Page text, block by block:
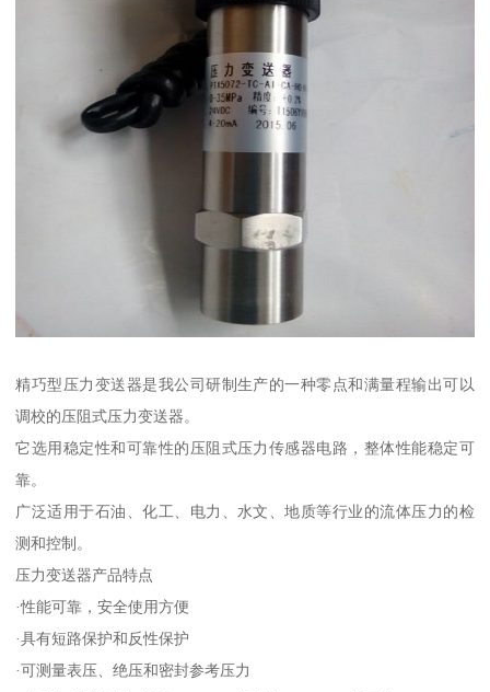
精巧型压力变送器是我公司研制生产的一种零点和满量程输出可以
调校的压阻式压力变送器。
它选用稳定性和可靠性的压阻式压力传感器电路，整体性能稳定可
靠。
广泛适用于石油、化工、电力、水文、地质等行业的流体压力的检
测和控制。
压力变送器产品特点
·性能可靠，安全使用方便
·具有短路保护和反性保护
·可测量表压、绝压和密封参考压力